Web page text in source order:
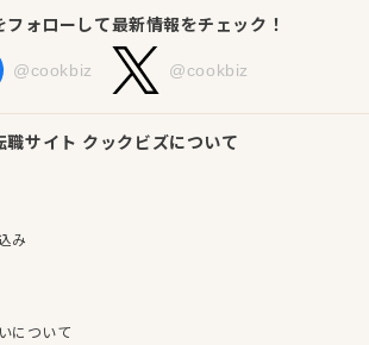
フォローして最新情報をチェック！
@cookbiz @cookbiz
職サイト クックビズについて
み
について